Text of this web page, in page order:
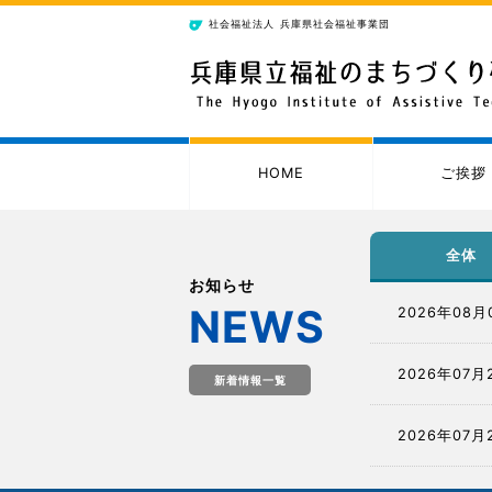
社会福祉法人 兵庫県社会福祉事業団
HOME ご挨拶
お知らせ
NEWS
新着情報一覧
全体
2026年08月
2026年07月
2026年07月